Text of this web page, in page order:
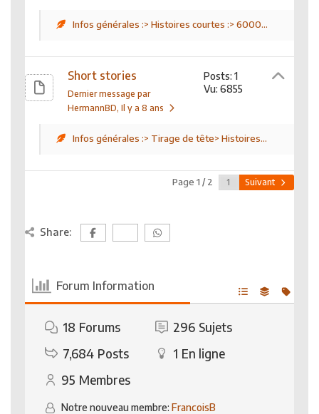
Infos générales :> Histoires courtes :> 6000...
Short stories
Dernier message par
HermannBD, Il y a 8 ans
Posts: 1
Vu: 6855
Infos générales :> Tirage de tête> Histoires...
Page 1 / 2 Suivant
Share:
Forum Information
18 Forums 296 Sujets
7,684 Posts 1 En ligne
95 Membres
Notre nouveau membre: FrancoisB